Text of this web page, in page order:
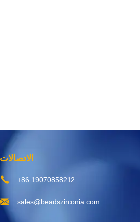
الاتصالات
+86 19070858212
sales@beadszirconia.com